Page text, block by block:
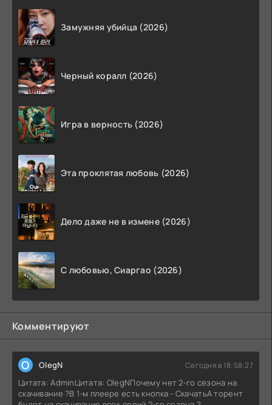
Замужняя убийца (2026)
Черный коралл (2026)
Игра в верность (2026)
Эта проклятая любовь (2026)
Дело даже не в измене (2026)
С любовью, Сиаргао (2026)
Комментируют
O OlegN Сегодня в 18:58:27
Цитата: AdminЦитата: OlegNПочему нет 2-го сезона на
скачивание ?В 1-м плеере есть кнопка - СкачатьА торент